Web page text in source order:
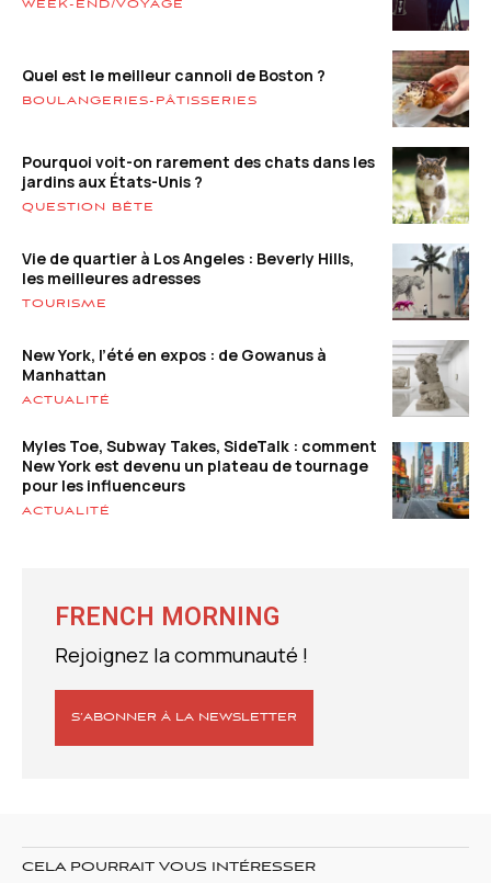
WEEK-END/VOYAGE
Quel est le meilleur cannoli de Boston ?
BOULANGERIES-PÂTISSERIES
Pourquoi voit-on rarement des chats dans les
jardins aux États-Unis ?
QUESTION BÊTE
Vie de quartier à Los Angeles : Beverly Hills,
les meilleures adresses
TOURISME
New York, l’été en expos : de Gowanus à
Manhattan
ACTUALITÉ
Myles Toe, Subway Takes, SideTalk : comment
New York est devenu un plateau de tournage
pour les influenceurs
ACTUALITÉ
FRENCH MORNING
Rejoignez la communauté !
S’ABONNER À LA NEWSLETTER
CELA POURRAIT VOUS INTÉRESSER